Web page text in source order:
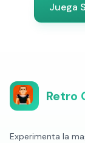
Juega
Retro
Experimenta la